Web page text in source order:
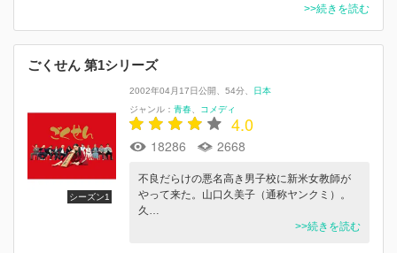
>>続きを読む
ごくせん 第1シリーズ
シーズン1
2002年04月17日公開 54分
日本
ジャンル： 青春 コメディ
4.0
18286 2668
不良だらけの悪名高き男子校に新米女教師が
やって来た。山口久美子（通称ヤンクミ）。
久…
>>続きを読む